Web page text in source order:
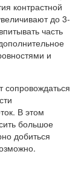
контрастной
до 3-
часть
и
сопровождаться
В этом
большое
добиться